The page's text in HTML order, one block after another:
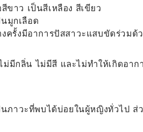
าว เป็นสีเหลือง สีเขียว
มูกเลือด
ครั้งมีอาการปัสสาวะแสบขัดร่วมด้
ม่มีกลิ่น ไม่มีสี และไม่ทำให้เกิดอาก
ภาวะที่พบได้บ่อยในผู้หญิงทั่วไป ส่